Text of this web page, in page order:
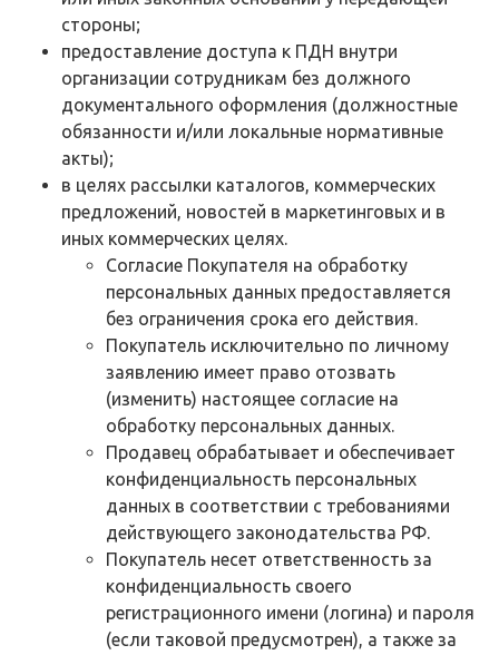
стороны;
предоставление доступа к ПДН внутри
организации сотрудникам без должного
документального оформления (должностные
обязанности и/или локальные нормативные
акты);
в целях рассылки каталогов, коммерческих
предложений, новостей в маркетинговых и в
иных коммерческих целях.
Согласие Покупателя на обработку
персональных данных предоставляется
без ограничения срока его действия.
Покупатель исключительно по личному
заявлению имеет право отозвать
(изменить) настоящее согласие на
обработку персональных данных.
Продавец обрабатывает и обеспечивает
конфиденциальность персональных
данных в соответствии с требованиями
действующего законодательства РФ.
Покупатель несет ответственность за
конфиденциальность своего
регистрационного имени (логина) и пароля
(если таковой предусмотрен), а также за